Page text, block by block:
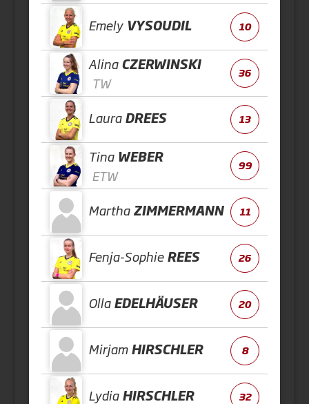
Emely VYSOUDIL 10
Alina CZERWINSKI
TW
36
Laura DREES 13
Tina WEBER
ETW
99
Martha ZIMMERMANN 11
Fenja-Sophie REES 26
Olla EDELHÄUSER 20
Mirjam HIRSCHLER 8
Lydia HIRSCHLER 32